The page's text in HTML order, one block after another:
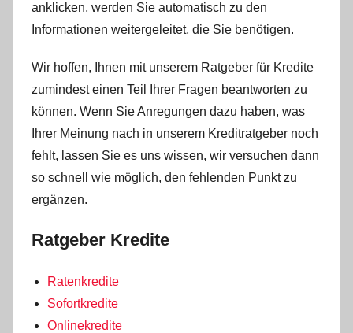
anklicken, werden Sie automatisch zu den
Informationen weitergeleitet, die Sie benötigen.
Wir hoffen, Ihnen mit unserem Ratgeber für Kredite
zumindest einen Teil Ihrer Fragen beantworten zu
können. Wenn Sie Anregungen dazu haben, was
Ihrer Meinung nach in unserem Kreditratgeber noch
fehlt, lassen Sie es uns wissen, wir versuchen dann
so schnell wie möglich, den fehlenden Punkt zu
ergänzen.
Ratgeber Kredite
Ratenkredite
Sofortkredite
Onlinekredite